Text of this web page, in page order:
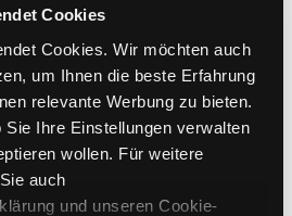
Cookies
Cookies. Wir möchten auch
um Ihnen die beste Erfahrung
relevante Werbung zu bieten.
Sie Ihre Einstellungen verwalten
wollen. Für weitere
auch
und unseren Cookie-
AUS
WARENKORB